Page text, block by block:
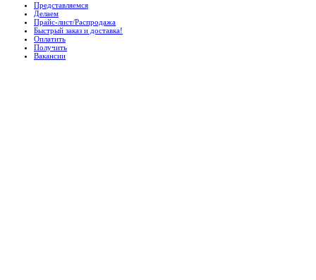
Представляемся
Делаем
Прайс-лист/Распродажа
Быстрый заказ и доставка!
Оплатить
Получить
Вакансии